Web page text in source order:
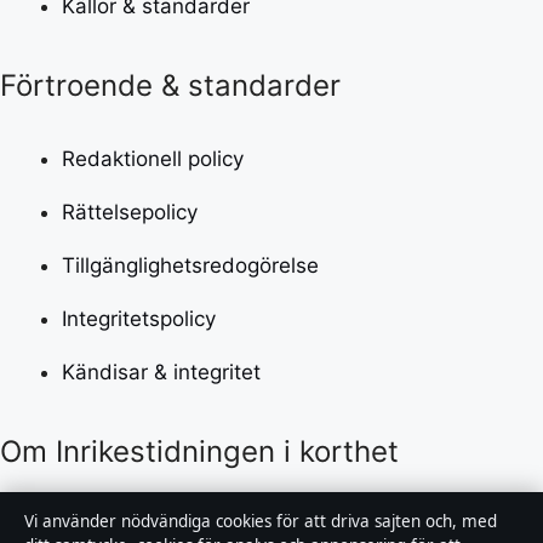
Källor & standarder
Förtroende & standarder
Redaktionell policy
Rättelsepolicy
Tillgänglighetsredogörelse
Integritetspolicy
Kändisar & integritet
Om Inrikestidningen i korthet
Inrikestidningen är en oberoende svensk digital
Vi använder nödvändiga cookies för att driva sajten och, med